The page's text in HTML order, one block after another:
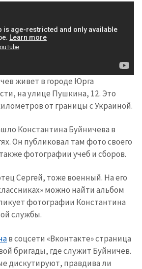
живет в городе Юрга
на улице Пушкина, 12. Это
от границы с Украиной.
Константина Буйничева в
Он публиковал там фото своего
фотографии учеб и сборов.
Сергей, тоже военный. На его
можно найти альбом
фотографии Константина
службы.
в соцсети «Вконтакте» страница
бригады, где служит Буйничев.
дискутируют, правдива ли